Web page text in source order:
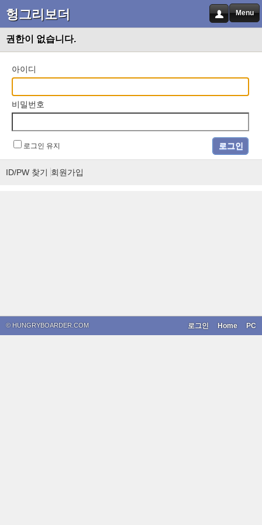
헝그리보더 Menu
권한이 없습니다.
아이디
비밀번호
로그인 유지
ID/PW 찾기 회원가입
© HUNGRYBOARDER.COM PC
Home
로그인